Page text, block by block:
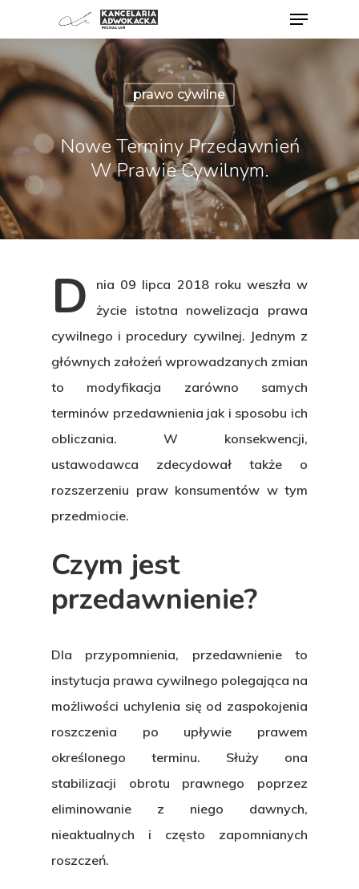
prawo cywilne
Nowe Terminy Przedawnień
W Prawie Cywilnym.
D
nia 09 lipca 2018 roku weszła w
życie istotna nowelizacja prawa
cywilnego i procedury cywilnej. Jednym z
głównych założeń wprowadzanych zmian
to modyfikacja zarówno samych
terminów przedawnienia jak i sposobu ich
obliczania. W konsekwencji,
ustawodawca zdecydował także o
rozszerzeniu praw konsumentów w tym
przedmiocie.
Czym jest
przedawnienie?
Dla przypomnienia, przedawnienie to
instytucja prawa cywilnego polegająca na
możliwości uchylenia się od zaspokojenia
roszczenia po upływie prawem
określonego terminu. Służy ona
stabilizacji obrotu prawnego poprzez
eliminowanie z niego dawnych,
nieaktualnych i często zapomnianych
roszczeń.